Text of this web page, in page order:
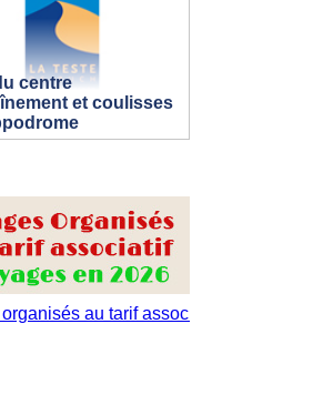
centre
et coulisses